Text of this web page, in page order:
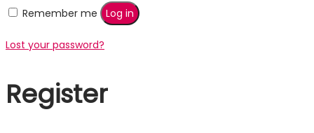
Remember me Log in
Lost your password?
Register